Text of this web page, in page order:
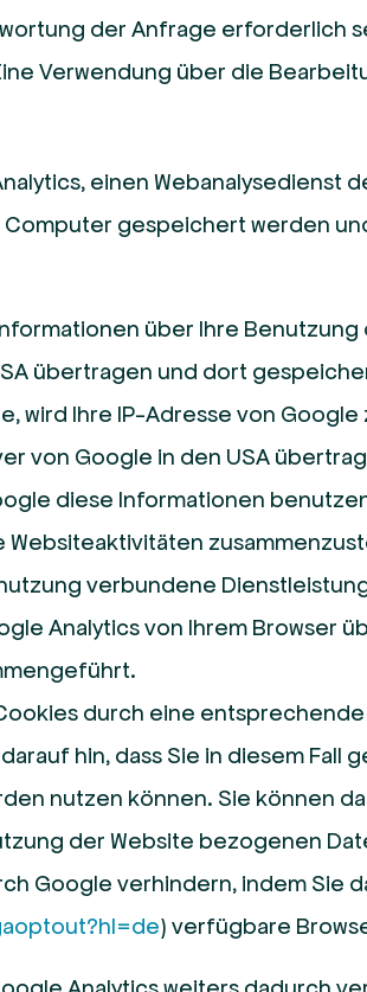
der Anfrage erforderlich
Verwendung über die
einen Webanalysedienst
gespeichert werden
über Ihre Benutzung
übertragen und dort
wird Ihre IP-Adresse von
von Google in den USA
diese Informationen
Websiteaktivitäten
verbundene
Analytics von Ihrem Browser
durch eine
hin, dass Sie in diesem
nutzen können. Sie können
der Website bezogenen
Google verhindern, indem Sie
) verfügbare